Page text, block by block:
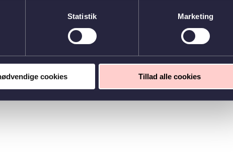
Statistik Marketing
cookies Tillad alle cookies